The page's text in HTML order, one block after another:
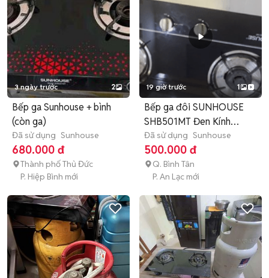
3 ngày trước 2
Bếp ga Sunhouse + bình
(còn ga)
Đã sử dụng Sunhouse
680.000 đ
Thành phố Thủ Đức
P. Hiệp Bình mới
19 giờ trước 1
Bếp ga đôi SUNHOUSE
SHB501MT Đen Kính
cường lực Cũ
Đã sử dụng Sunhouse
500.000 đ
Q. Bình Tân
P. An Lạc mới